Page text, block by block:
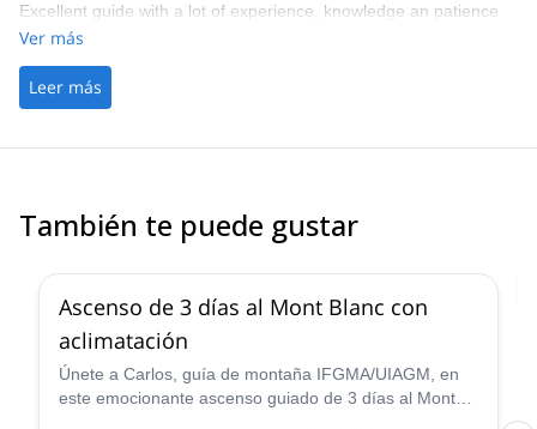
Excellent guide with a lot of experience, knowledge an patience
Ver más
Leer más
También te puede gustar
Ascenso de 3 días al Mont Blanc con
aclimatación
Únete a Carlos, guía de montaña IFGMA/UIAGM, en
este emocionante ascenso guiado de 3 días al Mont